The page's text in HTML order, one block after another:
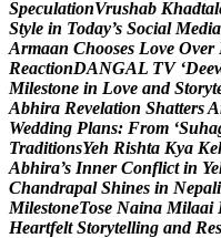
SpeculationVrushab Khadtal
Style in Today’s Social Media
Armaan Chooses Love Over
ReactionDANGAL TV ‘Dee
Milestone in Love and Storyt
Abhira Revelation ShattersA
Wedding Plans: From ‘Suha
TraditionsYeh Rishta Kya Ke
Abhira’s Inner Conflict in Ye
Chandrapal Shines in Nepali
MilestoneTose Naina Milaai
Heartfelt Storytelling and Res